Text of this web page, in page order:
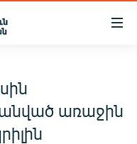
առաջին